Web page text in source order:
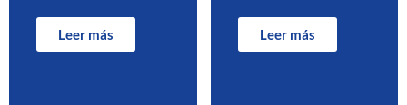
Leer más Leer más